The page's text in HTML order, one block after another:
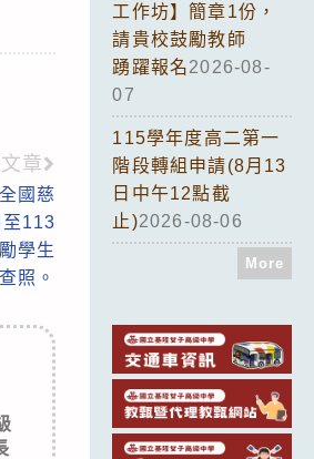
章
國慈
113
學生
照。
工作坊】簡章1份，
請貴校鼓勵教師
踴躍報名2026-08-
07
115學年度高二第一
階段轉組申請(8月13
日中午12點截
止)2026-08-06
More